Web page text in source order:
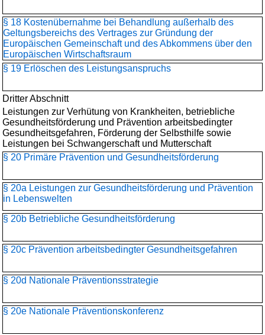
§ 18 Kostenübernahme bei Behandlung außerhalb des
Geltungsbereichs des Vertrages zur Gründung der
Europäischen Gemeinschaft und des Abkommens über den
Europäischen Wirtschaftsraum
§ 19 Erlöschen des Leistungsanspruchs
Dritter Abschnitt
Leistungen zur Verhütung von Krankheiten, betriebliche
Gesundheitsförderung und Prävention arbeitsbedingter
Gesundheitsgefahren, Förderung der Selbsthilfe sowie
Leistungen bei Schwangerschaft und Mutterschaft
§ 20 Primäre Prävention und Gesundheitsförderung
§ 20a Leistungen zur Gesundheitsförderung und Prävention
in Lebenswelten
§ 20b Betriebliche Gesundheitsförderung
§ 20c Prävention arbeitsbedingter Gesundheitsgefahren
§ 20d Nationale Präventionsstrategie
§ 20e Nationale Präventionskonferenz